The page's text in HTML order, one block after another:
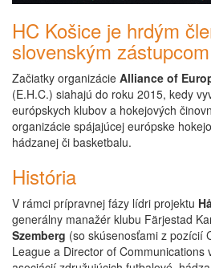
HC Košice je hrdým
slovenským
Začiatky organizácie Alliance of
(E.H.C.) siahajú do roku 2015, kedy
európskych klubov a hokejových
organizácie spájajúcej európske
hádzanej či basketbalu.
História
V rámci prípravnej fázy lídri projektu
generálny manažér klubu Färjestad
Szemberg (so skúsenosťami z pozícií
League a Director of Communications